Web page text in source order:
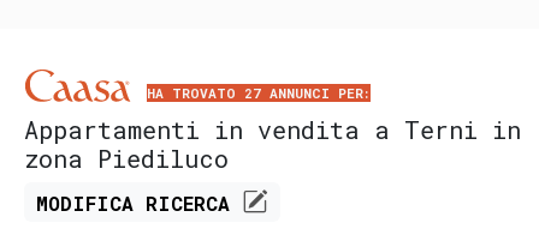
HA TROVATO 27 ANNUNCI PER:
Appartamenti in vendita a Terni in
zona Piediluco
MODIFICA RICERCA